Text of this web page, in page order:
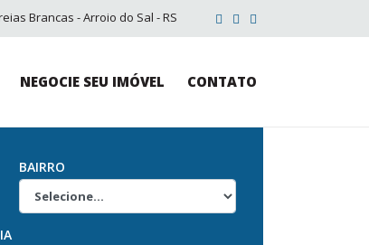
Brancas - Arroio do Sal - RS
NEGOCIE SEU IMÓVEL CONTATO
BAIRRO